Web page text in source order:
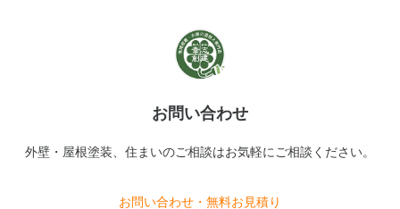
お問い合わせ
外壁・屋根塗装、住まいのご相談はお気軽にご相談ください。
お問い合わせ・無料お見積り